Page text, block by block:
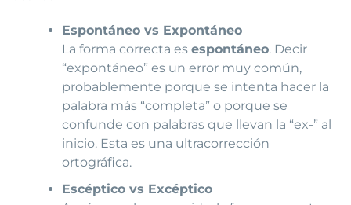
Espontáneo vs Expontáneo
La forma correcta esespontáneo. Decir
“expontáneo” es un error muy común,
probablemente porque se intenta hacer la
palabra más “completa” o porque se
confunde con palabras que llevan la “ex-” al
inicio. Esta es una ultracorrección
ortográfica.
Escéptico vs Excéptico